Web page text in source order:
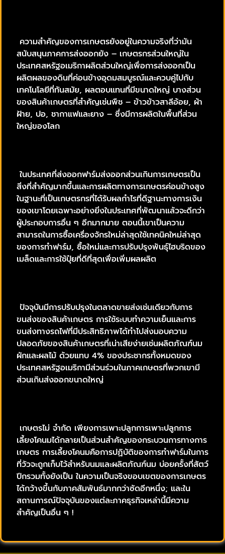
ความสำคัญของการเกษตรยังอยู่ในความจริงที่ว่ามัน
สนับสนุนภาคการส่งออกยัง – เกษตรกรส่วนใหญ่ใน
ประเทศสหรัฐอเมริกาผลิตส่วนใหญ่เพื่อการส่งออกเป็น
ผลิตผลของดินที่ค่อนข้างอุดมสมบูรณ์และควบคู่ไปกับ
เทคโนโลยีที่ทันสมัย, ผลตอบแทนที่มีขนาดใหญ่ บางส่วน
ของสินค้าเกษตรที่สำคัญเช่นพืช – ข้าวข้าวสาลีอ้อย, ผ้า
ฝ้าย, ปอ, ชากาแฟและยาง – ซึ่งมีการผลิตในพื้นที่ส่วน
ใหญ่ของโลก
ในประเทศที่ส่งออกฟาร์มส่งออกส่วนเกินการเกษตรเป็น
สิ่งที่สำคัญมากขึ้นและการผลิตทางการเกษตรค่อนข้างสูง
ในฐานะที่เป็นเกษตรกรที่ได้รับผลกำไรที่ดีฐานะทางการเงิน
ของเขาโดยเฉพาะอย่างยิ่งในประเทศที่พัฒนาแล้วจะดีกว่า
ผู้ประกอบการอื่น ๆ อีกมากมาย ตอนนี้เขาเป็นความ
สามารถในการซื้อเครื่องจักรใหม่ล่าสุดใช้เทคนิคใหม่ล่าสุด
ของการทำฟาร์ม, ซื้อใหม่และการปรับปรุงพันธุ์ไฮบริดของ
เมล็ดและการใช้ปุ๋ยที่ดีที่สุดเพื่อเพิ่มผลผลิต
ปัจจุบันมีการปรับปรุงในตลาดขายส่งเช่นเดียวกับการ
ขนส่งของสินค้าเกษตร การใช้ระบบทำความเย็นและการ
ขนส่งทางรถไฟที่มีประสิทธิภาพได้ทำไปส่งมอบความ
ปลอดภัยของสินค้าเกษตรที่เน่าเสียง่ายเช่นผลิตภัณฑ์นม
ผักและผลไม้ ด้วยแทบ 4% ของประชากรทั้งหมดของ
ประเทศสหรัฐอเมริกามีส่วนร่วมในภาคเกษตรที่พวกเขามี
ส่วนเกินส่งออกขนาดใหญ่
เกษตรไม่ จำกัด เพียงการเพาะปลูกการเพาะปลูกการ
เลี้ยงโคนมได้กลายเป็นส่วนสำคัญของกระบวนการทางการ
เกษตร การเลี้ยงโคนมคือการปฏิบัติของการทำฟาร์มในการ
ที่วัวจะถูกเก็บไว้สำหรับนมและผลิตภัณฑ์นม บ่อยครั้งที่สัตว์
ปีกรวมทั้งยังเป็น ในความเป็นจริงขอบเขตของการเกษตร
ได้กว้างขึ้นกับภาคสัมพันธ์มากกว่าซัดอีกหนึ่ง; และใน
สถานการณ์ปัจจุบันของแต่ละภาคธุรกิจเหล่านี้มีความ
สำคัญเป็นอื่น ๆ !